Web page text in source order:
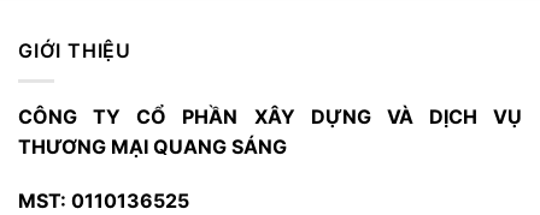
GIỚI THIỆU
CÔNG TY CỔ PHẦN XÂY DỰNG VÀ DỊCH VỤ
THƯƠNG MẠI QUANG SÁNG
MST: 0110136525